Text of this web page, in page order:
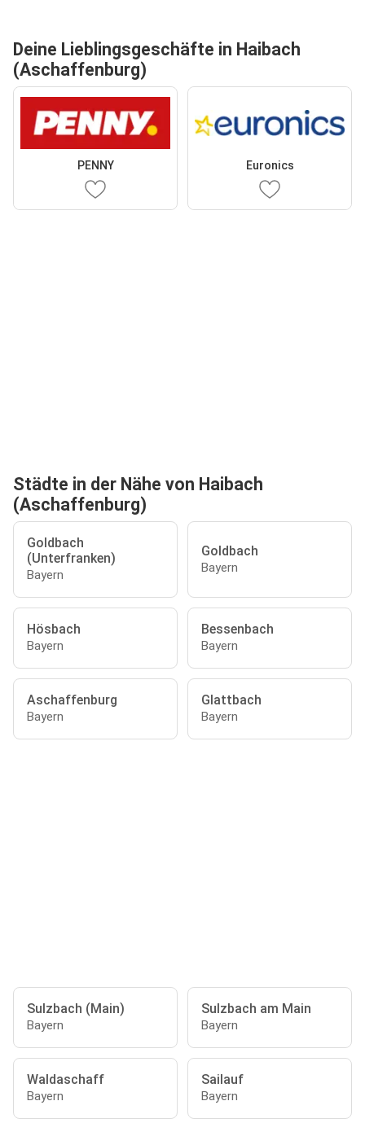
Deine Lieblingsgeschäfte in Haibach
(Aschaffenburg)
PENNY Euronics
Städte in der Nähe von Haibach
(Aschaffenburg)
Goldbach
(Unterfranken)
Bayern
Goldbach
Bayern
Hösbach
Bayern
Bessenbach
Bayern
Aschaffenburg
Bayern
Glattbach
Bayern
Sulzbach (Main)
Bayern
Sulzbach am Main
Bayern
Waldaschaff
Bayern
Sailauf
Bayern